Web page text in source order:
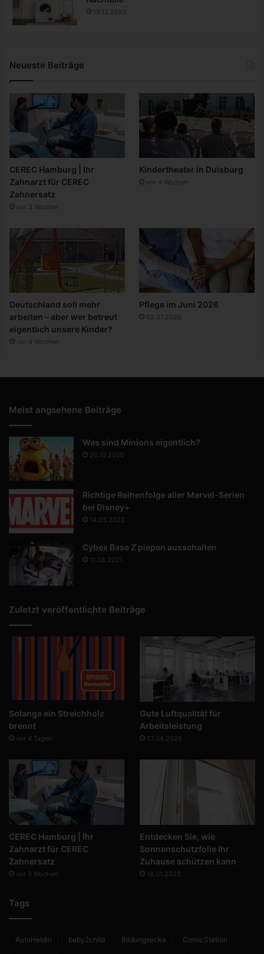
19.12.2022
Neueste Beiträge
CEREC Hamburg | Ihr
Zahnarzt für CEREC
Zahnersatz
vor 3 Wochen
Kindertheater in Duisburg
vor 4 Wochen
Deutschland soll mehr
arbeiten – aber wer betreut
eigentlich unsere Kinder?
vor 4 Wochen
Pflege im Juni 2026
02.07.2026
Meist angsehene Beiträge
Was sind Minions eigentlich?
20.10.2020
Richtige Reihenfolge aller Marvel-Serien
bei Disney+
14.03.2022
Cybex Base Z piepen ausschalten
11.08.2021
Zuletzt veröffentlichte Beiträge
Solange ein Streichholz
brennt
vor 4 Tagen
Gute Luftqualität für
Arbeitsleistung
07.04.2026
CEREC Hamburg | Ihr
Zahnarzt für CEREC
Zahnersatz
vor 3 Wochen
Entdecken Sie, wie
Sonnenschutzfolie Ihr
Zuhause schützen kann
18.01.2023
Tags
AutoHeldin baby2child Bildungsecke ComicStation